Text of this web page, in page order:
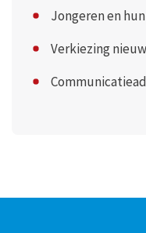
Jongeren en
Verkiezing